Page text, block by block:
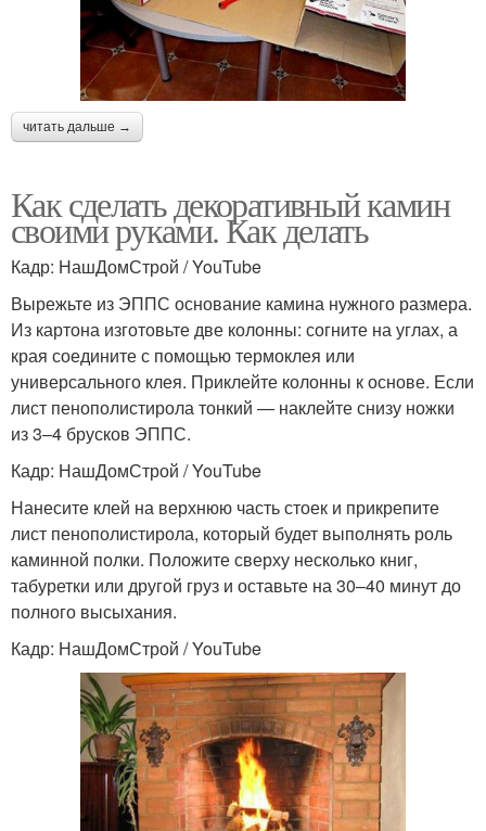
читать дальше →
Как сделать декоративный камин
своими руками. Как делать
Кадр: НашДомСтрой / YouTube
Вырежьте из ЭППС основание камина нужного размера.
Из картона изготовьте две колонны: согните на углах, а
края соедините с помощью термоклея или
универсального клея. Приклейте колонны к основе. Если
лист пенополистирола тонкий — наклейте снизу ножки
из 3–4 брусков ЭППС.
Кадр: НашДомСтрой / YouTube
Нанесите клей на верхнюю часть стоек и прикрепите
лист пенополистирола, который будет выполнять роль
каминной полки. Положите сверху несколько книг,
табуретки или другой груз и оставьте на 30–40 минут до
полного высыхания.
Кадр: НашДомСтрой / YouTube